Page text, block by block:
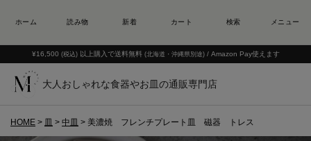
¥16,500 (税込) 以上購入で送料無料 (北海道・沖縄県別途) / Amazon Pay使えます
大人おしゃれな食器やお皿の通販専門店
HOME 皿 中皿 美濃焼 フレンチプレート皿 磁器 トレス